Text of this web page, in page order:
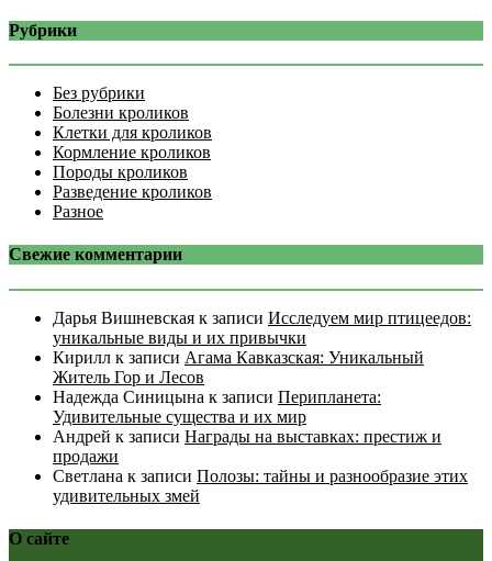
Рубрики
Без рубрики
Болезни кроликов
Клетки для кроликов
Кормление кроликов
Породы кроликов
Разведение кроликов
Разное
Свежие комментарии
Дарья Вишневская к записи Исследуем мир птицеедов:
уникальные виды и их привычки
Кирилл к записи Агама Кавказская: Уникальный
Житель Гор и Лесов
Надежда Синицына к записи Перипланета:
Удивительные существа и их мир
Андрей к записи Награды на выставках: престиж и
продажи
Светлана к записи Полозы: тайны и разнообразие этих
удивительных змей
О сайте